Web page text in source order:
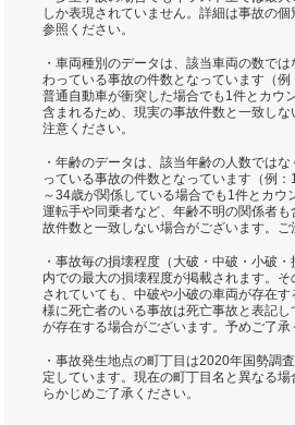
しか表現されていません。詳細は事故の
参照ください。
・車両種別のデータは、該当車両の数で
わっている事故の件数となっています（
普通自動車が衝突した場合でも1件とカウ
含まれるため、現実の事故件数と一致し
注意ください。
・年齢のデータは、該当年齢の人数では
っている事故の件数となっています（例
～34歳が関係している場合でも1件とカウ
運転手や同乗者など、年齢不明の関係者
故件数と一致しない場合がございます。ご
・事故毎の損壊程度（大破・中破・小破
内での最大の損壊程度が掲載されます。
されていても、中破や小破の車両が存在
様に死亡者のいる事故は死亡事故と表記
が存在する場合がございます。予めご了承
・事故発生地点の町丁目は2020年国勢調
定しています。現在の町丁目名と異なる
らかじめご了承ください。